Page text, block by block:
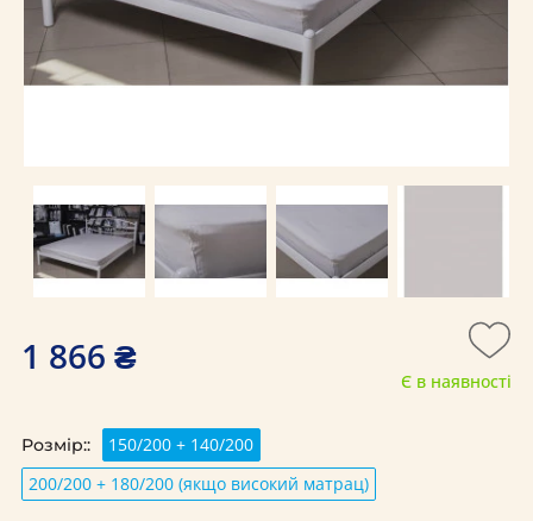
1 866 ₴
Є в наявності
Розмір::
150/200 + 140/200
200/200 + 180/200 (якщо високий матрац)